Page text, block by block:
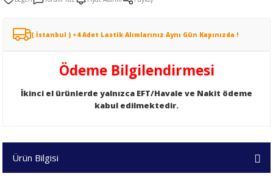
( İstanbul ) +4 Adet Lastik Alımlarınız Aynı Gün Kapınızda !
Ödeme Bilgilendirmesi
İkinci el ürünlerde yalnızca EFT/Havale ve Nakit ödeme
kabul edilmektedir.
Ürün Bilgisi